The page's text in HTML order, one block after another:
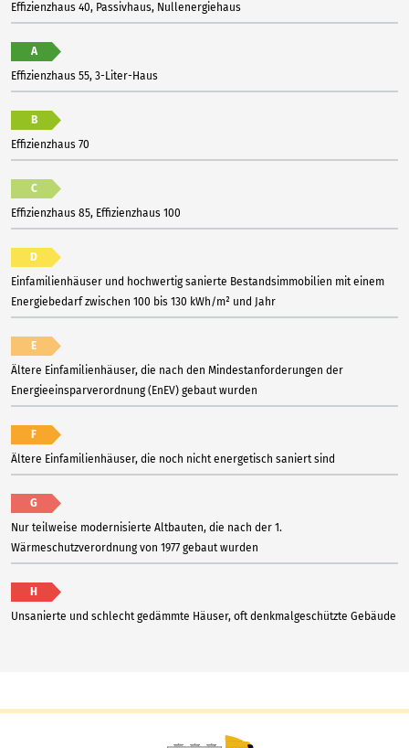
Effizienzhaus 40, Passivhaus, Nullenergiehaus
A
Effizienzhaus 55, 3-Liter-Haus
B
Effizienzhaus 70
C
Effizienzhaus 85, Effizienzhaus 100
D
Einfamilienhäuser und hochwertig sanierte Bestandsimmobilien mit einem
Energiebedarf zwischen 100 bis 130 kWh/m² und Jahr
E
Ältere Einfamilienhäuser, die nach den Mindestanforderungen der
Energieeinsparverordnung (EnEV) gebaut wurden
F
Ältere Einfamilienhäuser, die noch nicht energetisch saniert sind
G
Nur teilweise modernisierte Altbauten, die nach der 1.
Wärmeschutzverordnung von 1977 gebaut wurden
H
Unsanierte und schlecht gedämmte Häuser, oft denkmalgeschützte Gebäude